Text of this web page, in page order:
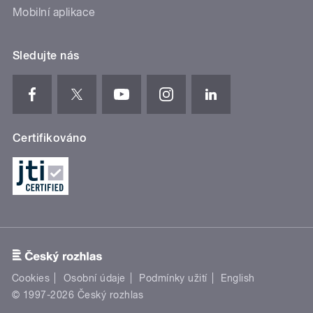
Mobilní aplikace
Sledujte nás
Certifikováno
Cookies Osobní údaje Podmínky užití
English
© 1997-2026 Český rozhlas